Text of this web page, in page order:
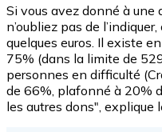
Si vous avez donné à une
n’oubliez pas de
quelques euros. Il existe
75% (dans la limite de
personnes en difficulté
de 66%, plafonné à 20%
les autres dons", explique